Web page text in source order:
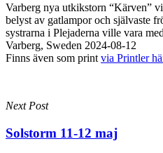
Varberg nya utkikstorn “Kärven”
belyst av gatlampor och självaste
systrarna i Plejaderna ville vara
Varberg, Sweden 2024-08-12
Finns även som print via Printler
Next Post
Solstorm 11-12 maj